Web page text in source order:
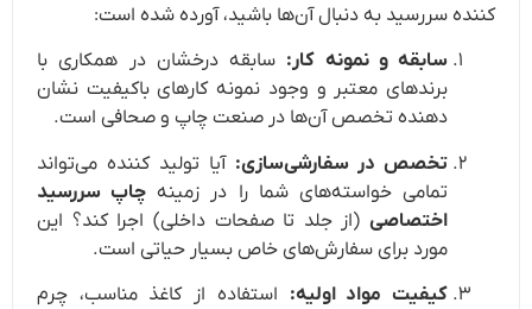
کننده سررسید به دنبال آن‌ها باشید، آورده شده است:
سابقه و نمونه کار: سابقه درخشان در همکاری با
برندهای معتبر و وجود نمونه کارهای باکیفیت نشان
دهنده تخصص آن‌ها در صنعت چاپ و صحافی است.
تخصص در سفارشی‌سازی: آیا تولید کننده می‌تواند
تمامی خواسته‌های شما را در زمینه چاپ سررسید
اختصاصی (از جلد تا صفحات داخلی) اجرا کند؟ این
مورد برای سفارش‌های خاص بسیار حیاتی است.
کیفیت مواد اولیه: استفاده از کاغذ مناسب، چرم